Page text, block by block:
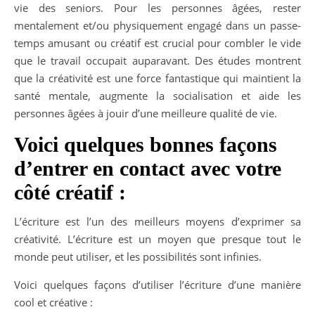
vie des seniors. Pour les personnes âgées, rester
mentalement et/ou physiquement engagé dans un passe-
temps amusant ou créatif est crucial pour combler le vide
que le travail occupait auparavant. Des études montrent
que la créativité est une force fantastique qui maintient la
santé mentale, augmente la socialisation et aide les
personnes âgées à jouir d’une meilleure qualité de vie.
Voici quelques bonnes façons
d’entrer en contact avec votre
côté créatif :
L’écriture est l’un des meilleurs moyens d’exprimer sa
créativité. L’écriture est un moyen que presque tout le
monde peut utiliser, et les possibilités sont infinies.
Voici quelques façons d’utiliser l’écriture d’une manière
cool et créative :